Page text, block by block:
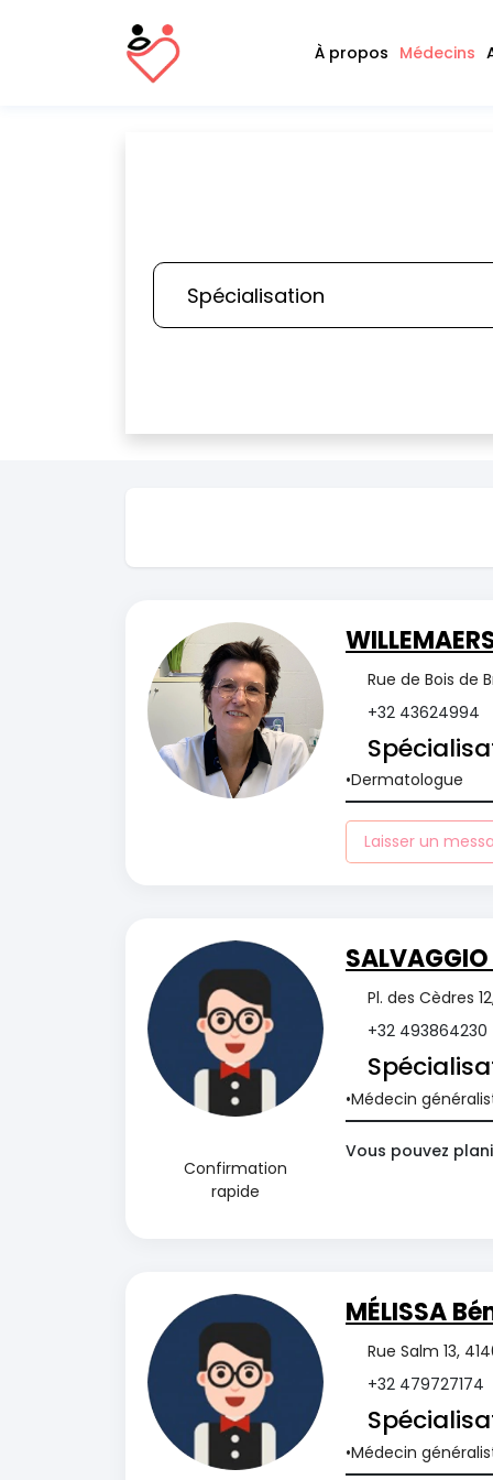
À propos Médecins
Rue de Bois de
+32 43624994
Dermatologue
Laisser un
Confirmation
rapide
Pl. des Cèdres
+32 493864230
Médecin
Vous pouvez
MÉLISSA
Rue Salm 13,
+32 479727174
Médecin